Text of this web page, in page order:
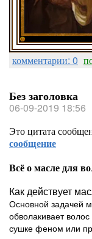
комментарии: 0
Без заголовка
06-09-2019 18:56
Это цитата
сообщение
Всё о масле для
Как действует
Основной задачей
обволакивает
сушке феном или